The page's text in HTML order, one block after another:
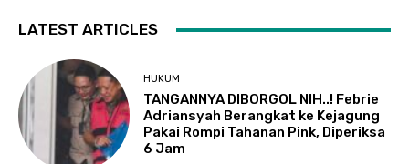
LATEST ARTICLES
HUKUM
TANGANNYA DIBORGOL NIH..! Febrie
Adriansyah Berangkat ke Kejagung
Pakai Rompi Tahanan Pink, Diperiksa
6 Jam